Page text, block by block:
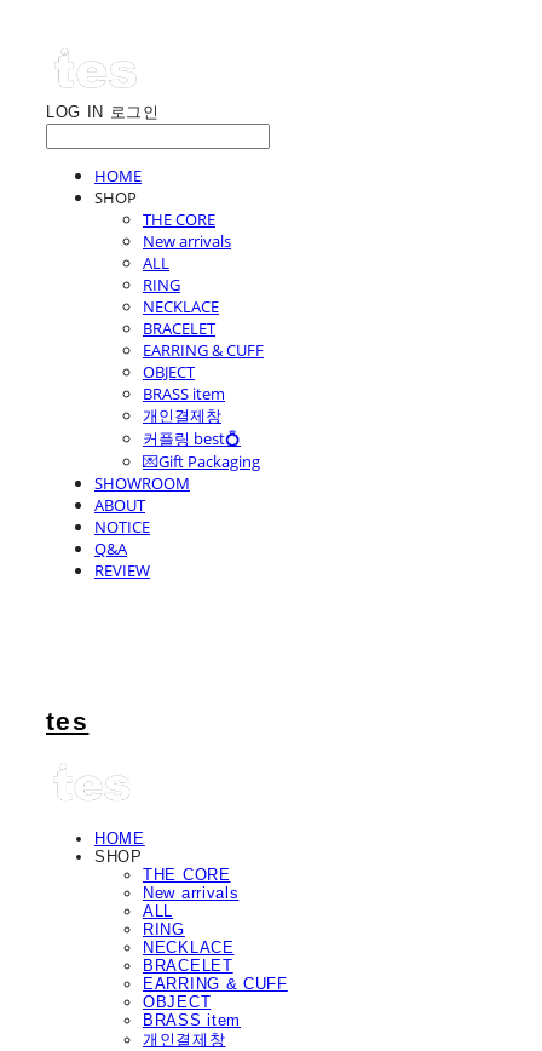
LOG IN 로그인
HOME
SHOP
THE CORE
New arrivals
ALL
RING
NECKLACE
BRACELET
EARRING & CUFF
OBJECT
BRASS item
개인결제창
커플링 best💍
💌Gift Packaging
SHOWROOM
ABOUT
NOTICE
Q&A
REVIEW
tes
HOME
SHOP
THE CORE
New arrivals
ALL
RING
NECKLACE
BRACELET
EARRING & CUFF
OBJECT
BRASS item
개인결제창